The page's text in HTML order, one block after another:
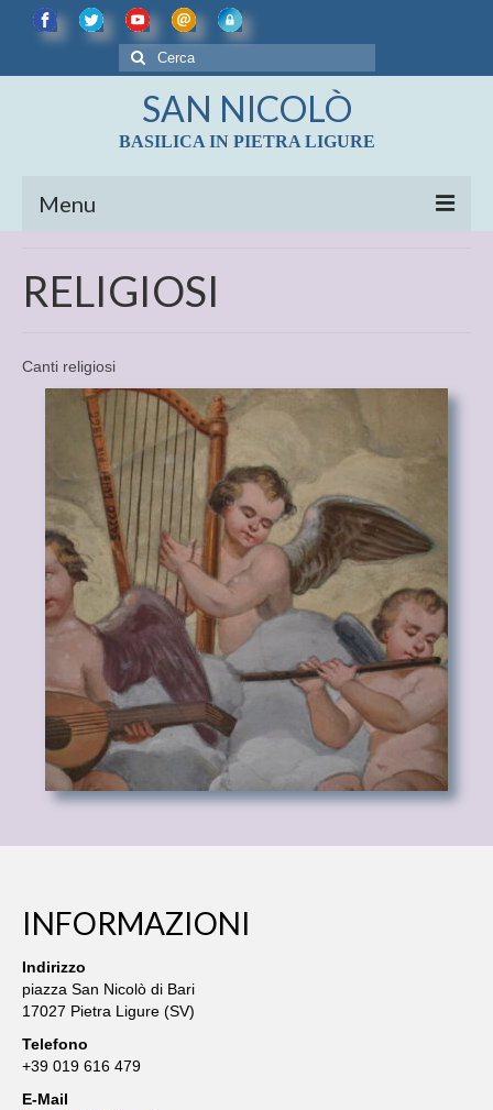
Cerca:
SAN NICOLÒ
BASILICA IN PIETRA LIGURE
Menu
BASILICA DI SAN NICOLÒ
CENNI STORICI
LE REALTA’ ARTISTICHE DELLA BASILICA
DI S. NICOLO’
LE CAMPANE DI PIETRA LIGURE
LA CHIESA VECCHIA
ORATORIO DELL’ANNUNZIATA
CHIESE DI “LA PIETRA” CHE NON
ESISTONO PIU’
PRIMA CHIESA
TRE ANTICHI ORATORI
ORATORIO DI S. MARIA DI LORETO
NOSTRA SIGNORA DEL SOCCORSO
LA PARROCCHIA
RELIGIOSI
Canti religiosi
INFORMAZIONI
Indirizzo
piazza San Nicolò di Bari
17027 Pietra Ligure (SV)
Telefono
+39 019 616 479
E-Mail